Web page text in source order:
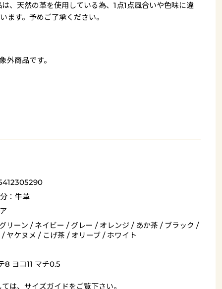
、天然の革を使用している為、1点1点風合いや色味に違
ます。予めご了承ください。
外商品です。
：牛革
リーン / ネイビー / グレー / オレンジ / あか茶 / ブラック /
ヤケヌメ / こげ茶 / オリーブ / ホワイト
8 ヨコ11 マチ0.5
は、 サイズガイドをご覧下さい。